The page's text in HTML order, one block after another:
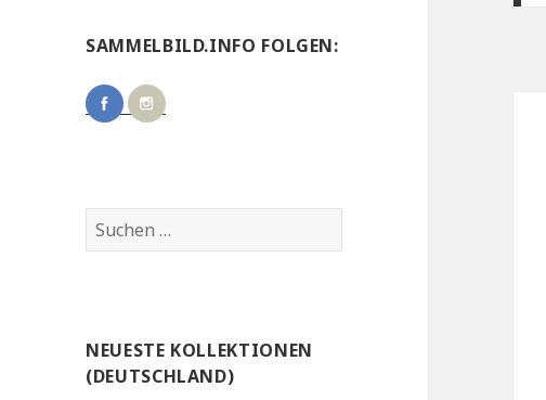
SAMMELBILD.INFO FOLGEN:
Suchen
nach:
NEUESTE KOLLEKTIONEN
(DEUTSCHLAND)